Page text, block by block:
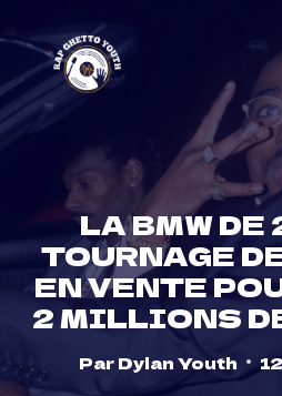
to
content
LA BMW DE
TOURNAGE
EN VENTE
2 MILLIONS
ParDylan Youth